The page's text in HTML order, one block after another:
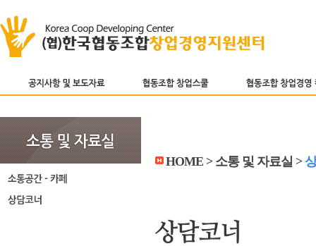
HOME > 소통 및 자료실 >